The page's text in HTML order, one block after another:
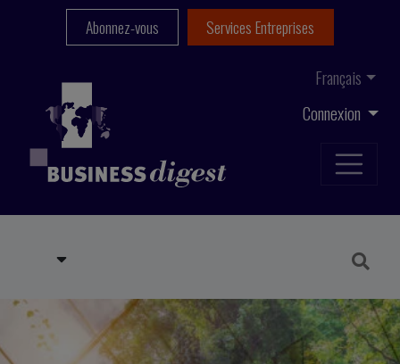
Connexion
Français
Abonnez-vous Services Entreprises